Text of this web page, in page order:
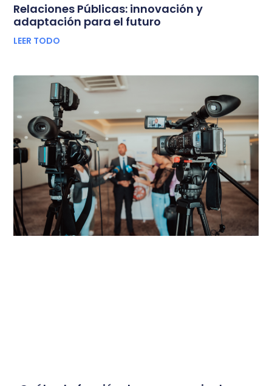
Relaciones Públicas: innovación y
adaptación para el futuro
LEER TODO